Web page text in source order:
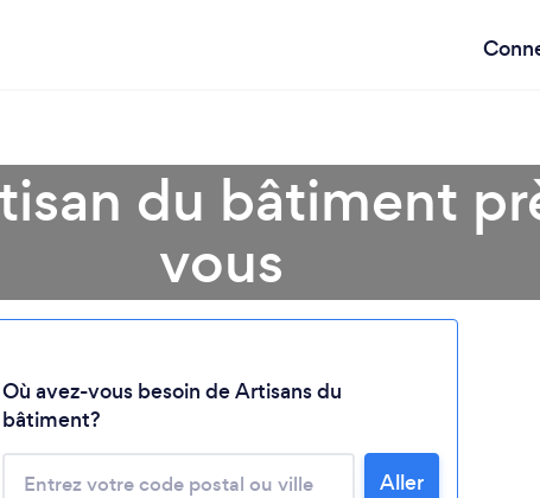
Chargement...
Veuillez patienter...
du bâtiment
vous
Où avez-vous besoin de Artisans du
bâtiment?
Aller